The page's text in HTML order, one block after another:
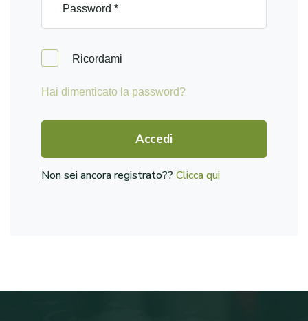
Ricordami
Hai dimenticato la password?
Accedi
Non sei ancora registrato??Clicca qui